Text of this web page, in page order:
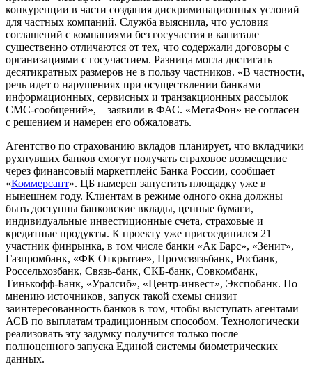
конкуренции в части создания дискриминационных условий
для частных компаний. Служба выяснила, что условия
соглашений с компаниями без госучастия в капитале
существенно отличаются от тех, что содержали договоры с
организациями с госучастием. Разница могла достигать
десятикратных размеров не в пользу частников. «В частности,
речь идет о нарушениях при осуществлении банками
информационных, сервисных и транзакционных рассылок
СМС-сообщений», – заявили в ФАС. «МегаФон» не согласен
с решением и намерен его обжаловать.
Агентство по страхованию вкладов планирует, что вкладчики
рухнувших банков смогут получать страховое возмещение
через финансовый маркетплейс Банка России, сообщает
«Коммерсант». ЦБ намерен запустить площадку уже в
нынешнем году. Клиентам в режиме одного окна должны
быть доступны банковские вклады, ценные бумаги,
индивидуальные инвестиционные счета, страховые и
кредитные продукты. К проекту уже присоединился 21
участник финрынка, в том числе банки «Ак Барс», «Зенит»,
Газпромбанк, «ФК Открытие», Промсвязьбанк, Росбанк,
Россельхозбанк, Связь-банк, СКБ-банк, Совкомбанк,
Тинькофф-Банк, «Уралсиб», «Центр-инвест», Экспобанк. По
мнению источников, запуск такой схемы снизит
заинтересованность банков в том, чтобы выступать агентами
АСВ по выплатам традиционным способом. Технологически
реализовать эту задумку получится только после
полноценного запуска Единой системы биометрических
данных.